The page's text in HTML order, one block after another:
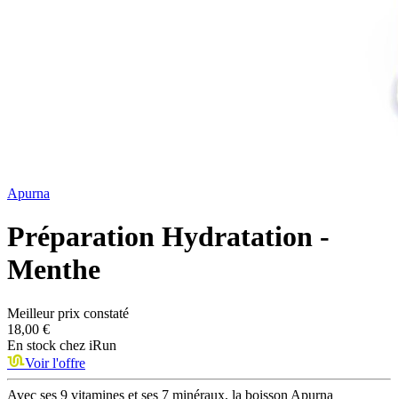
Apurna
Préparation Hydratation -
Menthe
Meilleur prix constaté
18,00 €
En stock chez iRun
Voir l'offre
Avec ses 9 vitamines et ses 7 minéraux, la boisson Apurna